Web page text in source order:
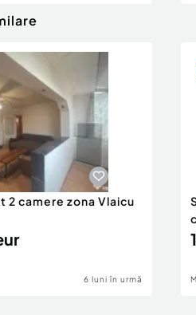
2 camere zona Vlaicu
6 luni în urmă